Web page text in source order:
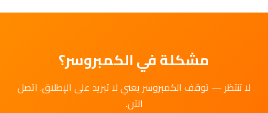
مشكلة في الكمبروسر؟
لا تنتظر — توقف الكمبروسر يعني لا تبريد على الإطلاق. اتصل
الآن.